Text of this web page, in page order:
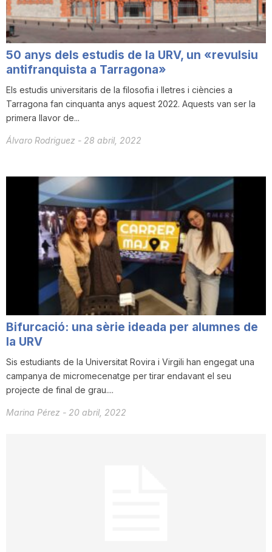
50 anys dels estudis de la URV, un «revulsiu
antifranquista a Tarragona»
Els estudis universitaris de la filosofia i lletres i ciències a
Tarragona fan cinquanta anys aquest 2022. Aquests van ser la
primera llavor de...
Álvaro Rodriguez - 28 abril, 2022
Bifurcació: una sèrie ideada per alumnes de
la URV
Sis estudiants de la Universitat Rovira i Virgili han engegat una
campanya de micromecenatge per tirar endavant el seu
projecte de final de grau....
Marina Pérez - 20 abril, 2022